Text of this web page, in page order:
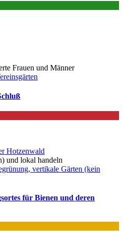
Frauen und Männer
Hotzenwald
und lokal handeln
vertikale Gärten (kein
für Bienen und deren